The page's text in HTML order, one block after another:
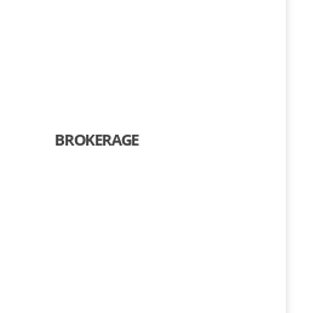
BROKERAGE